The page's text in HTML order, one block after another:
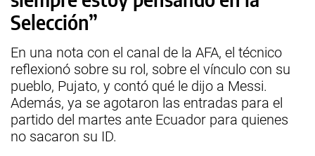
Selección”
En una nota con el canal de la AFA, el técnico
reflexionó sobre su rol, sobre el vínculo con su
pueblo, Pujato, y contó qué le dijo a Messi.
Además, ya se agotaron las entradas para el
partido del martes ante Ecuador para quienes
no sacaron su ID.